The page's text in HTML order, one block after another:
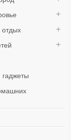
отдых
гаджеты